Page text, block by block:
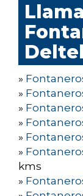
»
»
»
»
»
»
kms
»